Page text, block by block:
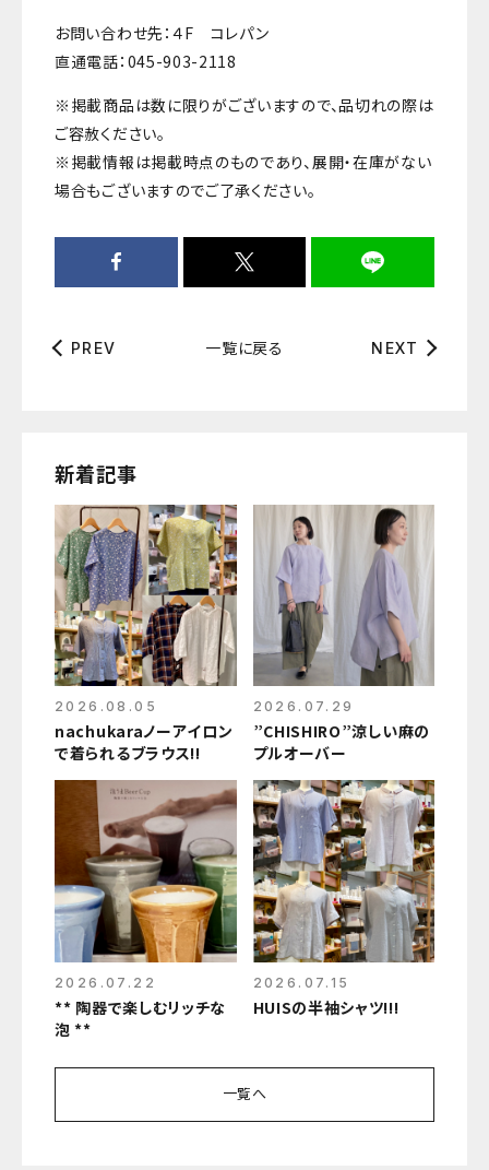
お問い合わせ先：４F コレパン
直通電話：045-903-2118
※掲載商品は数に限りがございますので、品切れの際は
ご容赦ください。
※掲載情報は掲載時点のものであり、展開・在庫がない
場合もございますのでご了承ください。
PREV 一覧に戻る NEXT
新着記事
2026.08.05
nachukaraノーアイロン
で着られるブラウス‼
2026.07.29
”CHISHIRO”涼しい麻の
プルオーバー
2026.07.22
** 陶器で楽しむリッチな
泡 **
2026.07.15
HUISの半袖シャツ!!!
一覧へ